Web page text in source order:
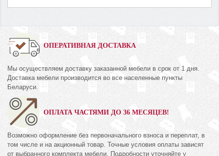
ОПЕРАТИВНАЯ ДОСТАВКА
Мы осуществляем доставку заказанной мебели в срок от 1 дня.
Доставка мебели производится во все населенные пункты
Беларуси.
ОПЛАТА ЧАСТЯМИ ДО 36 МЕСЯЦЕВ!
Возможно оформление без первоначального взноса и переплат, в
том числе и на акционный товар. Точные условия оплаты зависят
от выбранного комплекта мебели. Подробности уточняйте у